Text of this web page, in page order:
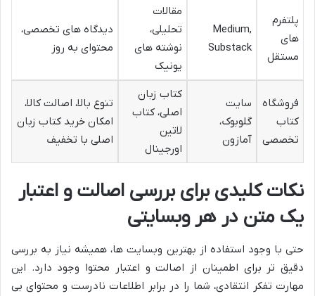
پلتفرم
های
مستقل
Medium,
Substack
مقالات
تحلیلی،
نوشته های
یونیک
دیدگاه های تخصصی،
محتوای به روز
فروشگاه
کتاب
تخصصی
سایت
گلوبوک،
آمازون
کتاب زبان
اصلی، کتاب
لاتین
اورجینال
تنوع بالا، اصالت کالا،
امکان خرید کتاب زبان
اصلی با تخفیف
نکات کلیدی برای بررسی اصالت و اعتبار
یک متن در هر وبسایتی
حتی با وجود استفاده از بهترین وبسایت ها، همیشه نیاز به بررسی
دقیق تر برای اطمینان از اصالت و اعتبار محتوا وجود دارد. این
مهارت تفکر انتقادی، شما را در برابر اطلاعات نادرست و محتوای بی